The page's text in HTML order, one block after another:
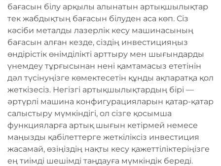
бағасын білу арқылы алынатын артықшылықтар
тек жабдықтың бағасын білуден аса көп. Сіз
кәсіби металды лазерлік кесу машинасының
бағасын алған кезде, сіздің инвестицияңыз
өндірістік өнімділікті арттыру мен шығындарды
үнемдеу тұрғысынан нені қамтамасыз ететінін
дәл түсінуңізге көмектесетін құнды ақпаратқа қол
жеткізесіз. Негізгі артықшылықтардың бірі —
әртүрлі машина конфигурацияларын қатар-қатар
салыстыру мүмкіндігі, ол сізге қосымша
функцияларға артық шығын кетірмей немесе
маңызды қабілеттерге жеткіліксіз инвестиция
жасамай, өзіңіздің нақты кесу қажеттіліктеріңізге
ең тиімді шешімді таңдауға мүмкіндік береді.